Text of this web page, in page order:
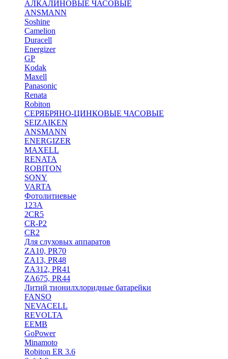
АЛКАЛИНОВЫЕ ЧАСОВЫЕ
ANSMANN
Soshine
Camelion
Duracell
Energizer
GP
Kodak
Maxell
Panasonic
Renata
Robiton
СЕРЯБРЯНО-ЦИНКОВЫЕ ЧАСОВЫЕ
SEIZAIKEN
ANSMANN
ENERGIZER
MAXELL
RENATA
ROBITON
SONY
VARTA
Фотолитиевые
123A
2CR5
CR-P2
CR2
Для слуховых аппаратов
ZA10, PR70
ZA13, PR48
ZA312, PR41
ZA675, PR44
Литий тионилхлоридные батарейки
FANSO
NEVACELL
REVOLTA
EEMB
GoPower
Minamoto
Robiton ER 3.6